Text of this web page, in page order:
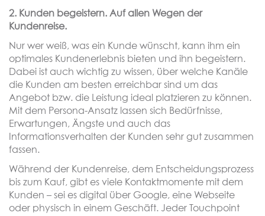
2. Kunden begeistern. Auf allen Wegen der
Kundenreise.
Nur wer weiß, was ein Kunde wünscht, kann ihm ein
optimales Kundenerlebnis bieten und ihn begeistern.
Dabei ist auch wichtig zu wissen, über welche Kanäle
die Kunden am besten erreichbar sind um das
Angebot bzw. die Leistung ideal platzieren zu können.
Mit dem Persona-Ansatz lassen sich Bedürfnisse,
Erwartungen, Ängste und auch das
Informationsverhalten der Kunden sehr gut zusammen
fassen.
Während der Kundenreise, dem Entscheidungsprozess
bis zum Kauf, gibt es viele Kontaktmomente mit dem
Kunden – sei es digital über Google, eine Webseite
oder physisch in einem Geschäft. Jeder Touchpoint